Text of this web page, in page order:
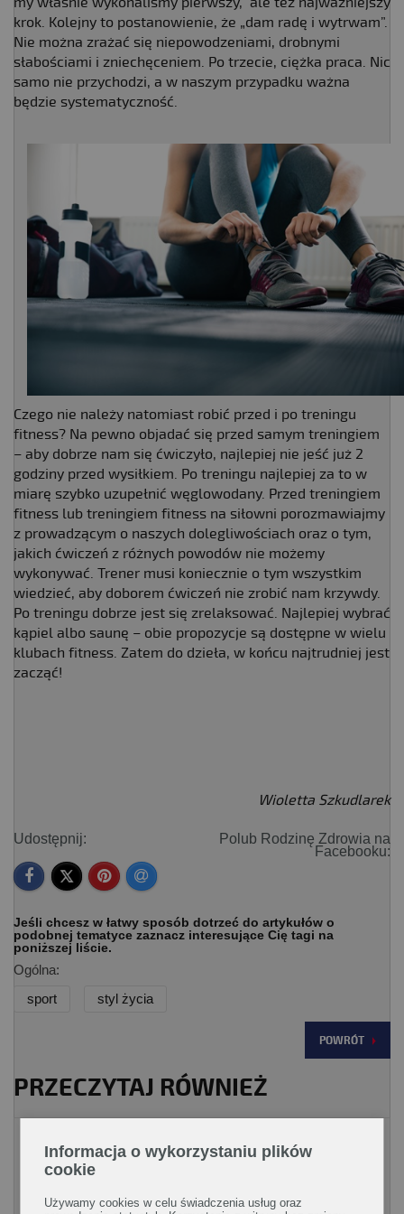
krok. Kolejny to postanowienie, że „dam radę i wytrwam”.
Nie można zrażać się niepowodzeniami, drobnymi
słabościami i zniechęceniem. Po trzecie, ciężka praca. Nic
samo nie przychodzi, a w naszym przypadku ważna
będzie systematyczność.
Czego nie należy natomiast robić przed i po treningu
fitness? Na pewno objadać się przed samym treningiem
– aby dobrze nam się ćwiczyło, najlepiej nie jeść już 2
godziny przed wysiłkiem. Po treningu najlepiej za to w
miarę szybko uzupełnić węglowodany. Przed treningiem
fitness lub treningiem fitness na siłowni porozmawiajmy
z prowadzącym o naszych dolegliwościach oraz o tym,
jakich ćwiczeń z różnych powodów nie możemy
wykonywać. Trener musi koniecznie o tym wszystkim
wiedzieć, aby doborem ćwiczeń nie zrobić nam krzywdy.
Po treningu dobrze jest się zrelaksować. Najlepiej wybrać
kąpiel albo saunę – obie propozycje są dostępne w wielu
klubach fitness. Zatem do dzieła, w końcu najtrudniej jest
zacząć!
Wioletta Szkudlarek
Udostępnij:
Polub Rodzinę Zdrowia na
Facebooku:
Jeśli chcesz w łatwy sposób dotrzeć do artykułów o
podobnej tematyce zaznacz interesujące Cię tagi na
poniższej liście.
Ogólna:
sport
styl życia
POWRÓT
PRZECZYTAJ RÓWNIEŻ
Informacja o wykorzystaniu plików
cookie
Używamy cookies w celu świadczenia usług oraz